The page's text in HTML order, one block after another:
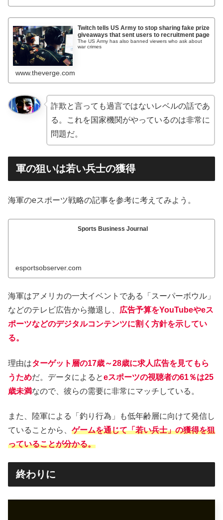
Twitch tells US Army to stop sharing fake prize
giveaways that sent users to recruitment page
The US Army has also banned viewers who ask about
war crimes
www.theverge.com
詐欺と言っても過言ではないレベルの話であ
る。これを国家機関がやっているのは非常に
問題だ。
軍の狙いは若い兵士の獲得
海軍のeスポーツ戦略の記事を参考に考えてみよう。
Sports Business Journal
esportsobserver.com
海軍はアメリカの一大イベントである「スーパーボウル」
などのテレビ広告から撤退し、 広告予算をYouTubeやeス
ポーツなどのデジタルコンテンツに割く方針を示してい
る。
理由はターゲット層の17歳～28歳に求人広告を見てもら
うためだ。データによるとeスポーツの視聴者の61％は25
歳未満なので、彼らの需要に非常にマッチしている。
また、陸軍による「釣り行為」も低年齢層に向けて発信し
ていることから、 ゲームを通じて「若い兵士」の獲得を狙
っていることが分かる。
終わりに